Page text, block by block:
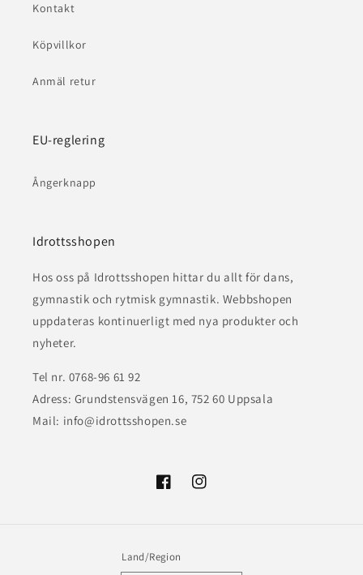
Kontakt
Köpvillkor
Anmäl retur
EU-reglering
Ångerknapp
Idrottsshopen
Hos oss på Idrottsshopen hittar du allt för dans,
gymnastik och rytmisk gymnastik. Webbshopen
uppdateras kontinuerligt med nya produkter och
nyheter.
Tel nr. 0768-96 61 92
Adress: Grundstensvägen 16, 752 60 Uppsala
Mail: info@idrottsshopen.se
FacebookInstagram
Land/Region